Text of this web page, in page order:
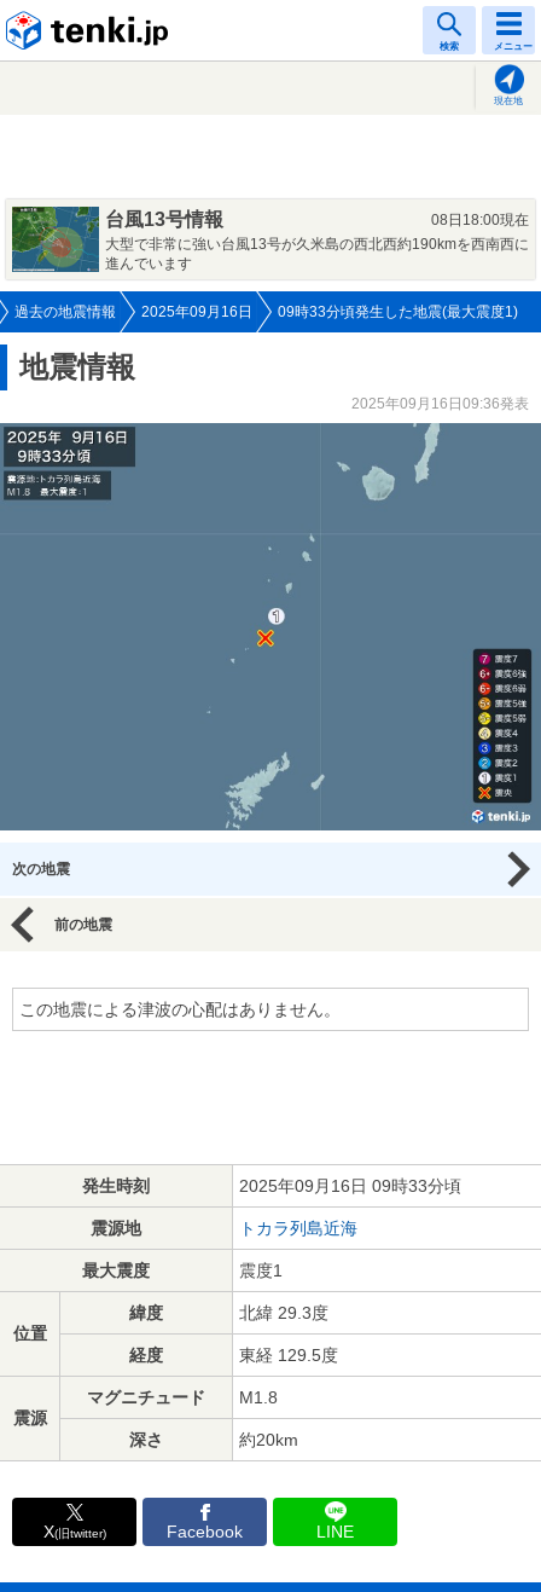
検索 メニュー
現在地
台風13号情報
08日18:00現在
大型で非常に強い台風13号が久米島の西北西約190kmを西南西に
進んでいます
過去の地震情報 2025年09月16日 09時33分頃発生した地震(最大震度1)
地震情報
2025年09月16日09:36発表
次の地震
前の地震
この地震による津波の心配はありません。
発生時刻 2025年09月16日 09時33分頃
震源地 トカラ列島近海
最大震度 震度1
位置
緯度 北緯 29.3度
経度 東経 129.5度
震源
マグニチュード M1.8
深さ 約20km
X(旧twitter) Facebook LINE